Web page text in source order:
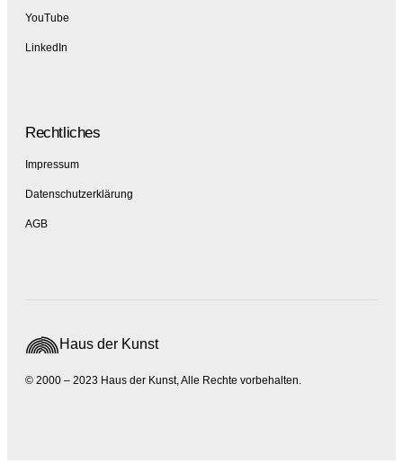
YouTube
LinkedIn
Rechtliches
Impressum
Datenschutzerklärung
AGB
© 2000 – 2023 Haus der Kunst, Alle Rechte vorbehalten.
Haus der Kunst